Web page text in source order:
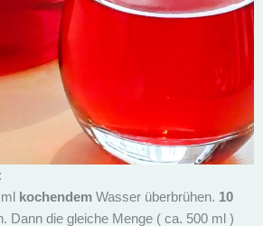
kochendem Wasser überbrühen. 10
Dann die gleiche Menge ( ca. 500 ml )